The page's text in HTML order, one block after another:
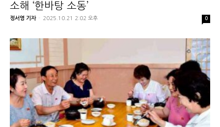
소해 ‘한바탕 소동’
정서영 기자 - 2025.10.21 2:02 오후 0